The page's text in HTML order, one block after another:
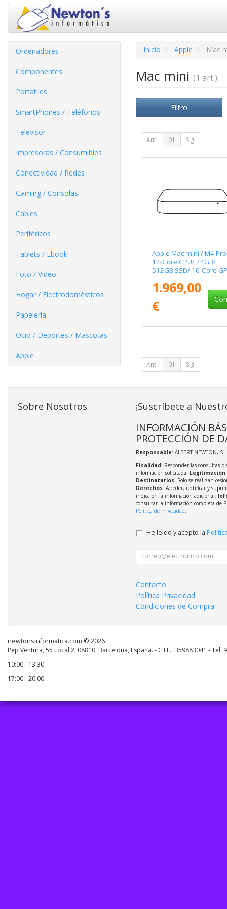
Ordenadores
Componentes
Portátiles
SmartPhones / Teléfonos
Televisor
Impresoras / Consumibles
Conectividad / Redes
Gaming / Consolas
Cables
Periféricos
Tablets / Ebook
Foto / Video
Hogar / Electrodomésticos
Papelería
Ocio / Deportes / Mascotas
Apple
Inicio Apple Mac
Mac mini (1 art.)
Filtro
Ant. 01 Sig.
Apple Mac mini / M4 Pro
12-Core CPU/ 24GB/
512GB SSD/ 16-Core
1.969,00
€
Ant. 01 Sig.
Sobre Nosotros ¡Suscríbete a
INFORMACIÓN
PROTECCIÓN DE
Responsable: ALBERT NEWTON,
Finalidad: Responder las consultas
información solicitada; Legitimación
Destinatarios: Solo se realizan
Derechos: Acceder, rectificar y
indica en la información adicional;
consultar la información completa de
Política de Privacidad.
He leído y acepto la
Contacto
Política Privacidad
Condiciones de Compra
newtonsinformatica.com © 2026
Pep Ventura, 55 Local 2, 08810, Barcelona, España. - C.I.F.: B59883041 - Tel:
10:00 - 13:30
17:00 - 20:00